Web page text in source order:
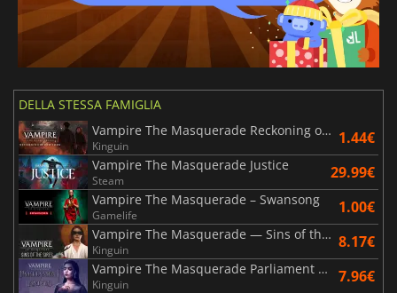
DELLA STESSA FAMIGLIA
Vampire The Masquerade Reckoning of New York
Kinguin 1.44€
Vampire The Masquerade Justice
Steam 29.99€
Vampire The Masquerade – Swansong
Gamelife 1.00€
Vampire The Masquerade — Sins of the Sires
Kinguin 8.17€
Vampire The Masquerade Parliament of Knives
Kinguin 7.96€